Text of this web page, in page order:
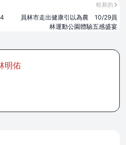
較新的
員林市走出健康引以為農 10/29員
林運動公園體驗五感盛宴
明佑